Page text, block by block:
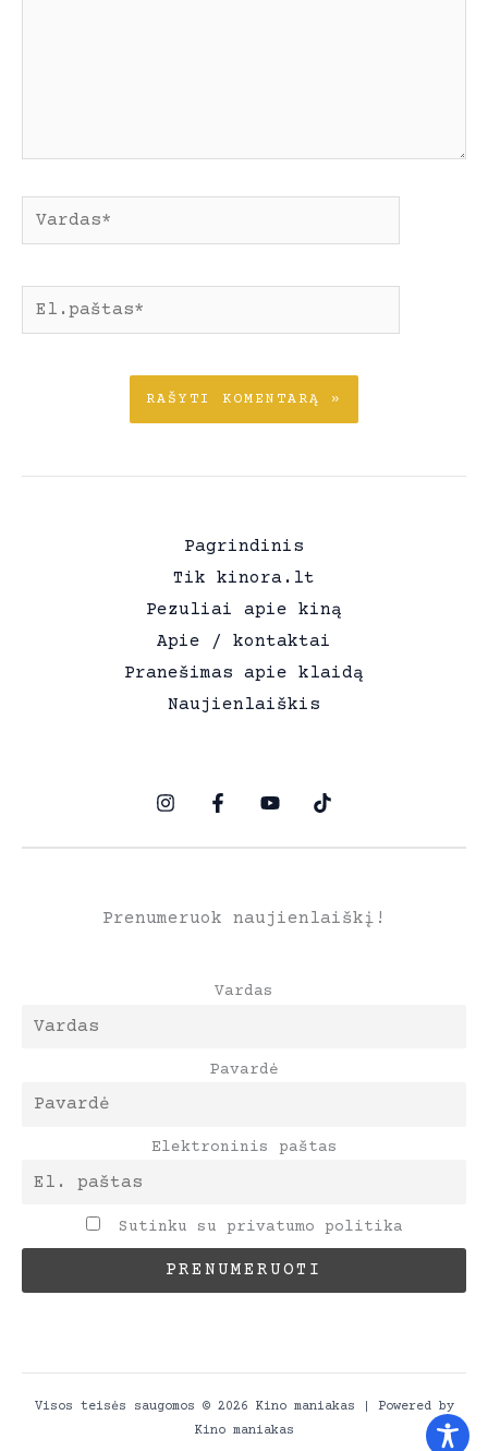
Pavadinimas*
El.paštas*
Pagrindinis
Tik kinora.lt
Pezuliai apie kiną
Apie / kontaktai
Pranešimas apie klaidą
Naujienlaiškis
Prenumeruok naujienlaiškį!
Vardas
Pavardė
Elektroninis paštas
Sutinku su privatumo politika
Visos teisės saugomos © 2026 Kino maniakas | Powered by
Kino maniakas